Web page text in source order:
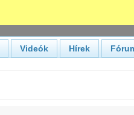
Videók Hírek